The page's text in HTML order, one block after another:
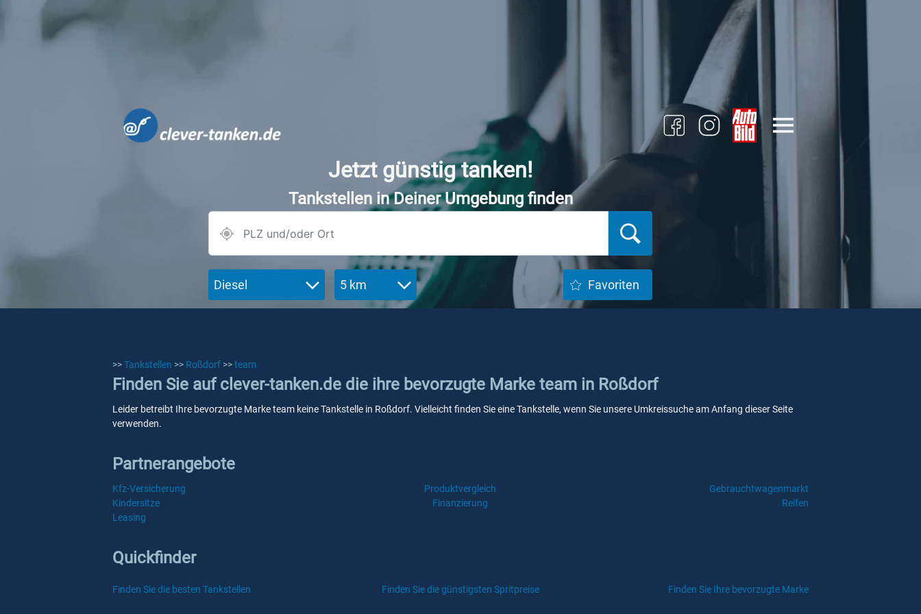
Jetzt günstig tanken!
Tankstellen in Deiner Umgebung finden
Diesel 5 km Favoriten
>>Tankstellen >> Roßdorf >>team
Finden Sie auf clever-tanken.de die ihre bevorzugte Marke team in Roßdorf
Leider betreibt Ihre bevorzugte Marke team keine Tankstelle in Roßdorf. Vielleicht finden Sie eine Tankstelle, wenn Sie unsere Umkreissuche am Anfang dieser Seite
verwenden.
Partnerangebote
Kfz-Versicherung Produktvergleich
Gebrauchtwagenmarkt
Kindersitze
Finanzierung
Reifen
Leasing
Quickfinder
Finden Sie die besten Tankstellen Finden Sie die günstigsten Spritpreise Finden Sie Ihre bevorzugte Marke